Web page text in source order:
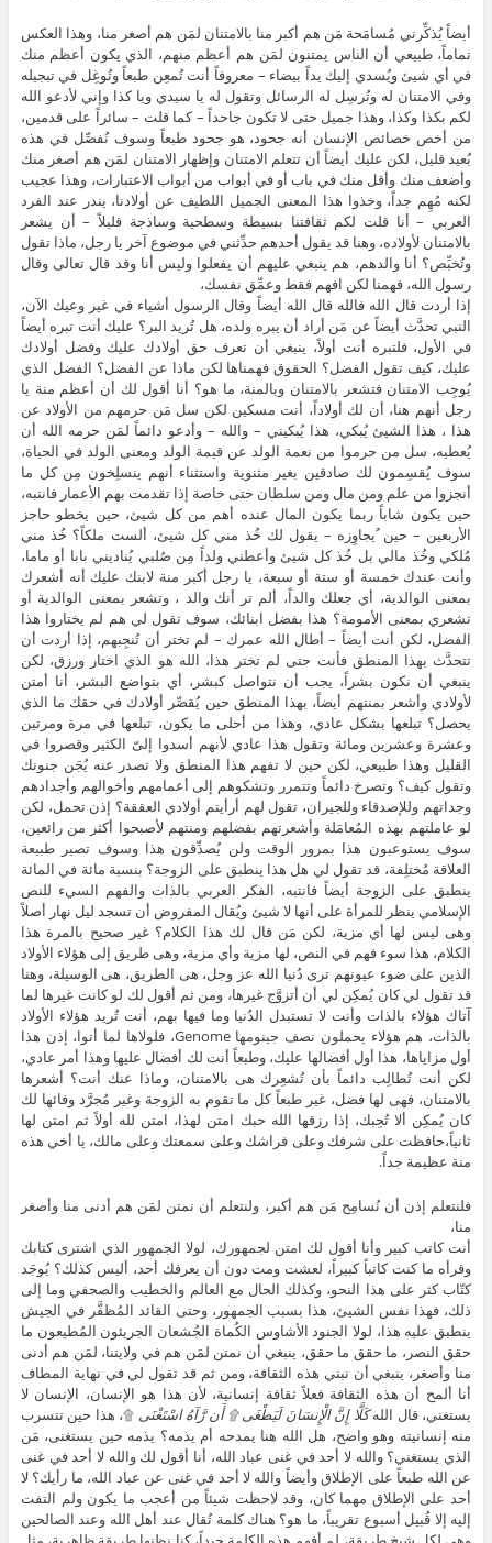
أيضاً يُذكِّرني مُسامَحة مَن هم أكبر منا بالامتنان لمَن هم أصغر منا، وهذا العكس
تماماً، طبيعي أن الناس يمتنون لمَن هم أعظم منهم، الذي يكون أعظم منك
في أي شيئ ويُسدي إليك يداً بيضاء – معروفاً أنت تُمعِن طبعاً وتُوغِل في تبجيله
وفي الامتنان له وتُرسِل له الرسائل وتقول له يا سيدي ويا كذا وإني لأدعو الله
لكم بكذا وكذا، وهذا جميل حتى لا تكون جاحداً – كما قلت – سائراً على قدمين،
من أخص خصائص الإنسان أنه جحود، هو جحود طبعاً وسوف نُفصِّل في هذه
بُعيد قليل، لكن عليك أيضاً أن تتعلم الامتنان وإظهار الامتنان لمَن هم أصغر منك
وأضعف منك وأقل منك في باب أو في أبواب من أبواب الاعتبارات، وهذا عجيب
لكنه مُهِم جداً، وخذوا هذا المعنى الجميل اللطيف عن أولادنا، يندر عند الفرد
العربي – أنا قلت لكم ثقافتنا بسيطة وسطحية وساذجة قليلاً – أن يشعر
بالامتنان لأولاده، وهنا قد يقول أحدهم حدِّثني في موضوع آخر يا رجل، ماذا تقول
وتُخبِّص؟ أنا والدهم، هم ينبغي عليهم أن يفعلوا وليس أنا وقد قال تعالى وقال
رسول الله، فهمنا لكن افهم فقط وعمِّق نفسك،
إذا أردت قال الله فالله قال الله أيضاً وقال الرسول أشياء في غير وعيك الآن،
النبي تحدَّث أيضاً عن مَن أراد أن يبره ولده، هل تُريد البر؟ عليك أنت تبره أيضاً
في الأول، فلتبره أنت أولاً، ينبغي أن تعرف حق أولادك عليك وفضل أولادك
عليك، كيف تقول الفضل؟ الحقوق فهمناها لكن ماذا عن الفضل؟ الفضل الذي
يُوجِب الامتنان فتشعر بالامتنان وبالمنة، ما هو؟ أنا أقول لك أن أعظم منة يا
رجل أنهم هنا، أن لك أولاداً، أنت مسكين لكن سل مَن حرمهم من الأولاد عن
هذا ، هذا الشيئ يُبكي، هذا يُبكيني – والله – وأدعو دائماً لمَن حرمه الله أن
يُعطيه، سل من حرموا من نعمة الولد عن قيمة الولد ومعنى الولد في الحياة،
سوف يُقسِمون لك صادقين بغير مثنوية واستثناء أنهم ينسلِخون مِن كل ما
أنجزوا من علم ومن مال ومن سلطان حتى خاصة إذا تقدمت بهم الأعمار فانتبه،
حين يكون شاباً ربما يكون المال عنده أهم من كل شيئ، حين يخطو حاجز
الأربعين – حين ُيجاوِزه – يقول لك خُذ مني كل شيئ، ألست ملكاً؟ خُذ مني
مُلكي وخُذ مالي بل خُذ كل شيئ وأعطني ولداً مِن صُلبي يُناديني بابا أو ماما،
وأنت عندك خمسة أو ستة أو سبعة، يا رجل أكبر منة لابنك عليك أنه أشعرك
بمعنى الوالدية، أي جعلك والداً، ألم تر أنك والد ، وتشعر بمعنى الوالدية أو
تشعري بمعنى الأمومة؟ هذا بفضل ابنائك، سوف تقول لي هم لم يختاروا هذا
الفضل، لكن أنت أيضاً – أطال الله عمرك – لم تختر أن تُنجِبهم، إذا أردت أن
تتحدَّث بهذا المنطق فأنت حتى لم تختر هذا، الله هو الذي اختار ورزق، لكن
ينبغي أن نكون بشراً، يجب أن نتواصل كبشر، أي بتواضع البشر، أنا أمتن
لأولادي وأشعر بمنتهم أيضاً، بهذا المنطق حين يُقصِّر أولادك في حقك ما الذي
يحصل؟ تبلعها بشكل عادي، وهذا من أحلى ما يكون، تبلعها في مرة ومرتين
وعشرة وعشرين ومائة وتقول هذا عادي لأنهم أسدوا إلىّ الكثير وقصروا في
القليل وهذا طبيعي، لكن حين لا تفهم هذا المنطق ولا تصدر عنه يُجَن جنونك
وتقول كيف؟ وتصرخ دائماً وتتمرر وتشكوهم إلى أعمامهم وأخوالهم وأجدادهم
وجداتهم وللإصدقاء وللجيران، تقول لهم أرأيتم أولادي العققة؟ إذن تحمل، لكن
لو عاملتهم بهذه المُعامَلة وأشعرتهم بفضلهم ومنتهم لأصبحوا أكثر من رائعين،
سوف يستوعبون هذا بمرور الوقت ولن يُصدِّقون هذا وسوف تصير طبيعة
العلاقة مُختلِفة، قد تقول لي هل هذا ينطبق على الزوجة؟ بنسبة مائة في المائة
ينطبق على الزوجة أيضاً فانتبه، الفكر العربي بالذات والفهم السيء للنص
الإسلامي ينظر للمرأة على أنها لا شيئ ويُقال المفروض أن تسجد ليل نهار أصلاً
وهى ليس لها أي مزية، لكن مَن قال لك هذا الكلام؟ غير صحيح بالمرة هذا
الكلام، هذا سوء فهم في النص، لها مزية وأي مزية، وهى طريق إلى هؤلاء الأولاد
الذين على ضوء عيونهم ترى دُنيا الله عز وجل، هى الطريق، هى الوسيلة، وهنا
قد تقول لي كان يُمكِن لي أن أتزوَّج غيرها، ومن ثم أقول لك لو كانت غيرها لما
آتاك هؤلاء بالذات وأنت لا تستبدل الدُنيا وما فيها بهم، أنت تُريد هؤلاء الأولاد
بالذات، هم هؤلاء يحملون نصف جينومها Genome، فلولاها لما أتوا، إذن هذا
أول مزاياها، هذا أول أفضالها عليك، وطبعاً أنت لك أفضال عليها وهذا أمر عادي،
لكن أنت تُطالِب دائماً بأن تُشعِرك هى بالامتنان، وماذا عنك أنت؟ أشعرها
بالامتنان، فهى لها فضل، غير طبعاً كل ما تقوم به الزوجة وغير مُجرَّد وفائها لك
كان يُمكِن ألا تُحِبك، إذا رزقها الله حبك امتن لهذا، امتن لله أولاً ثم امتن لها
ثانياً،حافظت على شرفك وعلى فراشك وعلى سمعتك وعلى مالك، يا أخي هذه
منة عظيمة جداً.
فلنتعلم إذن أن نُسامِح مَن هم أكبر، ولنتعلم أن نمتن لمَن هم أدنى منا وأصغر
منا،
أنت كاتب كبير وأنا أقول لك امتن لجمهورك، لولا الجمهور الذي اشترى كتابك
وقرأه ما كنت كاتباً كبيراً، لعشت ومت دون أن يعرفك أحد، أليس كذلك؟ يُوجَد
كتّاب كثر على هذا النحو، وكذلك الحال مع العالم والخطيب والصحفي وما إلى
ذلك، فهذا نفس الشيئ، هذا بسبب الجمهور، وحتى القائد المُظفَّر في الجيش
ينطبق عليه هذا، لولا الجنود الأشاوس الكُماة الجُشعان الجريئون المُطيعون ما
حقق النصر، ما حقق ما حقق، ينبغي أن نمتن لمَن هم في ولايتنا، لمَن هم أدنى
منا وأصغر، ينبغي أن نبني هذه الثقافة، ومن ثم قد تقول لي في نهاية المطاف
أنا ألمح أن هذه الثقافة فعلاً ثقافة إنسانية، لأن هذا هو الإنسان، الإنسان لا
يستغني، قال اللهكَلَّا إِنَّ الْإِنسَانَ لَيَطْغَى ۩ أَن رَّآهُ اسْتَغْنَى ۩، هذا حين تتسرب
منه إنسانيته وهو واضح، هل الله هنا يمدحه أم يذمه؟ يذمه حين يستغنى، مَن
الذي يستغني؟ والله لا أحد في غنى عباد الله، أنا أقول لك والله لا أحد في غنى
عن الله طبعاً على الإطلاق وأيضاً والله لا أحد في غنى عن عباد الله، ما رأيك؟ لا
أحد على الإطلاق مهما كان، وقد لاحظت شيئاً من أعجب ما يكون ولم التفت
إليه إلا قُبيل أسبوع تقريباً، ما هو؟ هناك كلمة تُقال عند أهل الله وعند الصالحين